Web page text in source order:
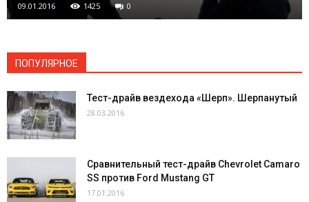
09.01.2016 1425 0
ПОПУЛЯРНОЕ
Тест-драйв вездехода «Шерп». Шерпанутый
28.03.2016
Сравнительный тест-драйв Chevrolet Camaro
SS против Ford Mustang GT
17.01.2016